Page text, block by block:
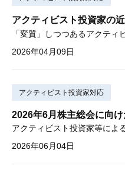
アクティビスト投資家の
2026年04月09日
アクティビスト投資家対応
2026年6月株主総会に向
アクティビスト投資家等によ
2026年06月04日